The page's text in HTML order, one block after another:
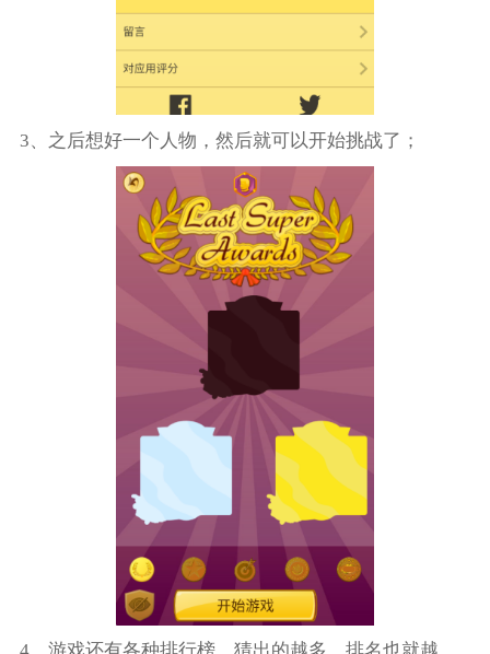
3、之后想好一个人物，然后就可以开始挑战了；